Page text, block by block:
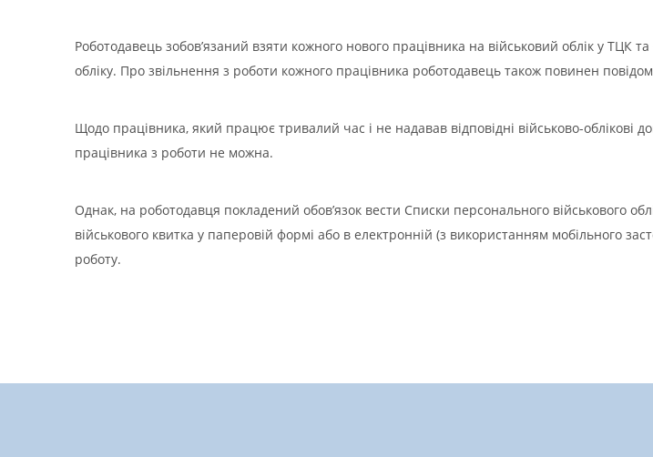
Роботодавець зобов’язаний взяти кожного нового працівника на військовий облік у ТЦК
обліку. Про звільнення з роботи кожного працівника роботодавець також повинен
Щодо працівника, який працює тривалий час і не надавав відповідні військово-облікові
працівника з роботи не можна.
Однак, на роботодавця покладений обов’язок вести Списки персонального військового
військового квитка у паперовій формі або в електронній (з використанням мобільного
роботу.